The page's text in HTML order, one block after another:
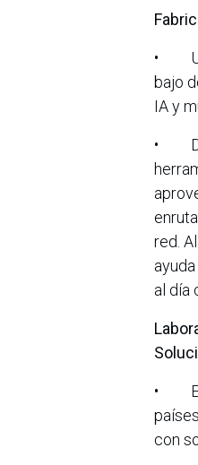
•
bajo
IA y
•
red.
al día
•
con